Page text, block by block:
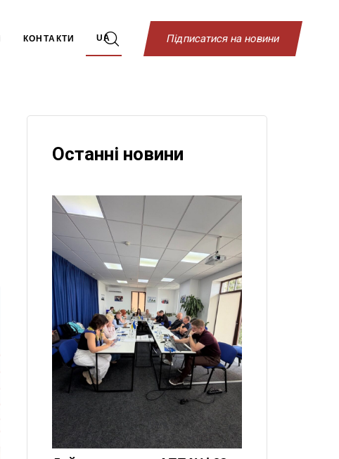
КОНТАКТИ UA Підписатися на новини
Останні новини